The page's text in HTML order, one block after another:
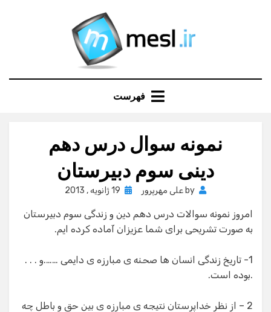
فهرست
نمونه سوال درس دهم
دینی سوم دبیرستان
by علی مهرپرور
Posted
19 ژانویه , 2013
امروز نمونه سوالات درس دهم دین و زندگی سوم دبیرستان
به صورت تشریحی برای شما عزیزان آماده کرده ایم.
1- تاریخ زندگی انسان ها صحنه ی مبارزه ی دایمی …….و . . .
.بوده است.
2 – از نظر خداپرستان نتیجه ی مبارزه ی بین حق و باطل چه